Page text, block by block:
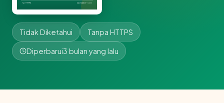
Tidak Diketahui Tanpa HTTPS
Diperbarui3 bulan yang lalu